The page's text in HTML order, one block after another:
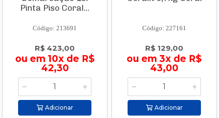
Pinta Piso Coral...
Código: 213691
R$ 423,00
ou em 10x de R$
42,30
Adicionar
Código: 227161
R$ 129,00
ou em 3x de R$
43,00
Adicionar